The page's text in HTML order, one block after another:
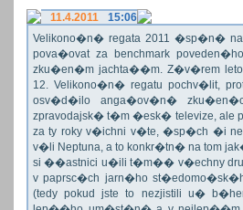
11.4.2011
15:06
Velikono�n� regata 2011 �sp�n�
pova�ovat za benchmark
zku�en�m jachta��m. Z�v�rem
12. Velikono�n� regatu pochv�lit,
osv�d�ilo anga�ov�n�
zpravodajsk� t�m �esk� televize,
za ty roky v�ichni v�te, �sp�ch �i
v�li Neptuna, a to konkr�tn� na tom
si ��astnici u�ili t�m�� v�echny
v paprsc�ch jarn�ho
(tedy pokud jste to nezjistili u�